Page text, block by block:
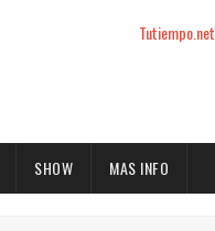
Tutiempo.net
SHOW MAS INFO